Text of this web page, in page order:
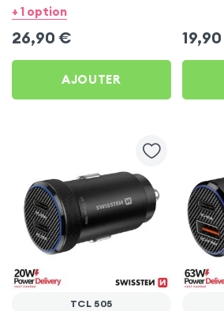
USB C 1m pour TCL 505
+ 1 option
26,90 €
AJOUTER
19,90
TCL 505